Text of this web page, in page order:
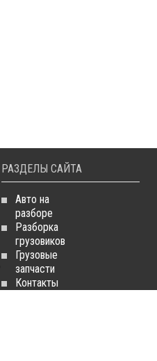
РАЗДЕЛЫ САЙТА
Авто на
разборе
Разборка
грузовиков
Грузовые
запчасти
Контакты